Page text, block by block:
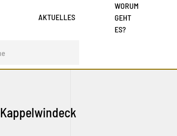
AKTUELLES
WORUM
GEHT
ES?
Kappelwindeck